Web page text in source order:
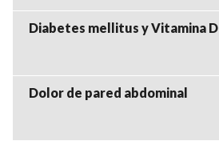
Diabetes mellitus y Vitamina D
Dolor de pared abdominal